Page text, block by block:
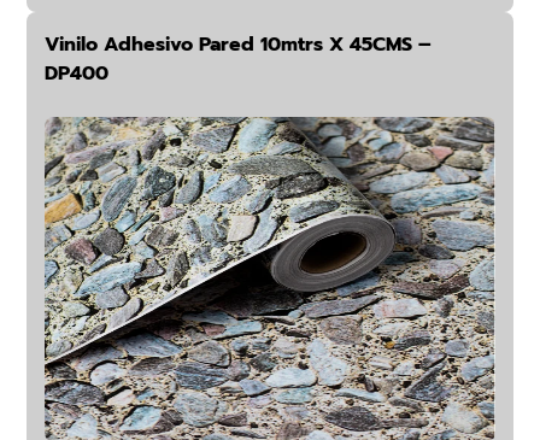
Vinilo Adhesivo Pared 10mtrs X 45CMS –
DP400